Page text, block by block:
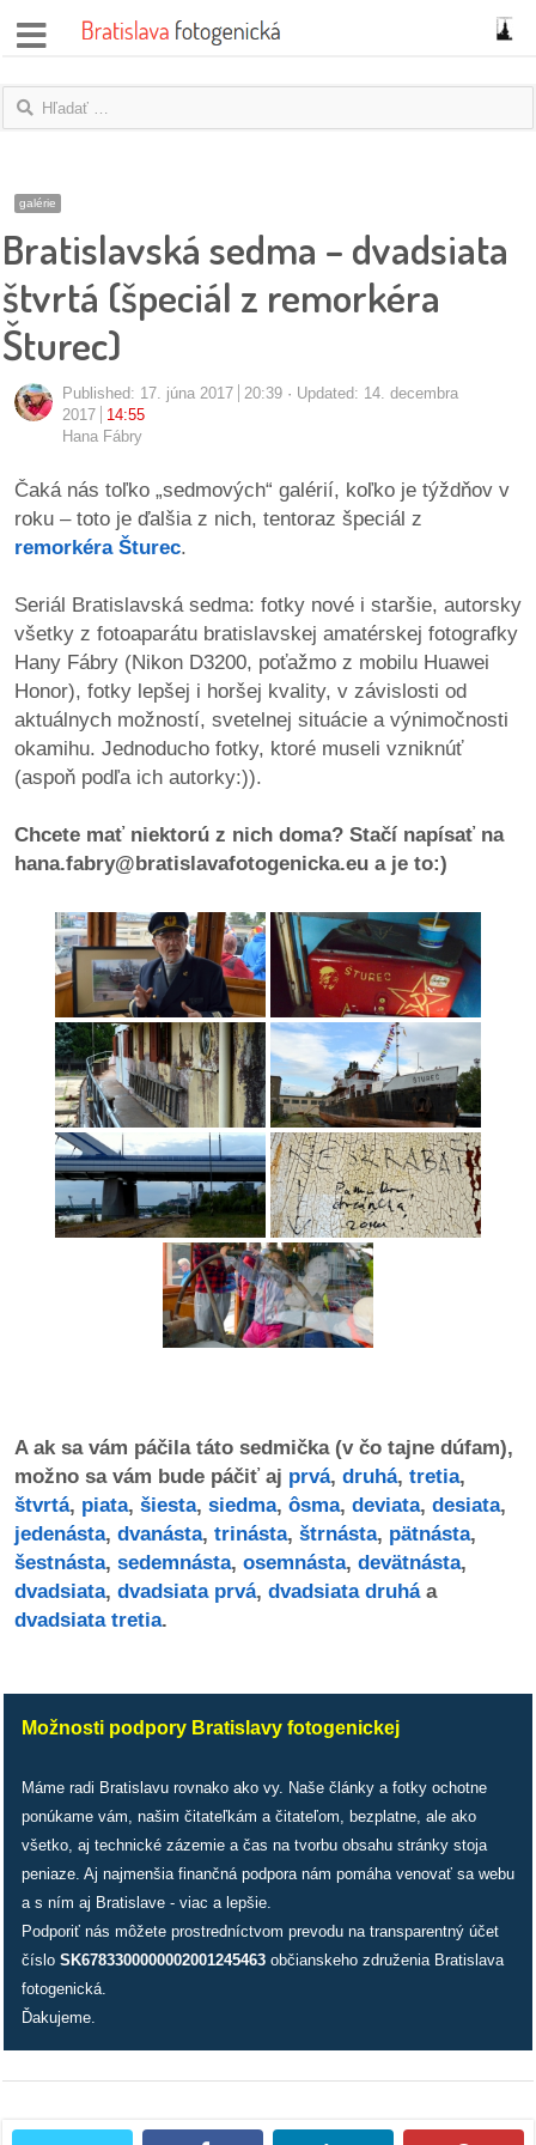
správy
názory
blogy
rozhovory
protesty
granty
pozvánky
Historický
kalendár
zákony
mestské
časti
kauzy
stavebné
konania
pripomienkové
konania
dobrá
práca
videá
vychádzky
/
knihy
/
nás
podpora
podporte
nás
podporili
nás
autorské
zázemie
nás
galérie
Bratislavská sedma – dvadsiata
štvrtá (špeciál z remorkéra
Šturec)
Published: 17. júna 2017 20:39
Updated: 14. decembra
2017
14:55
Hana Fábry
Čaká nás toľko „sedmových“ galérií, koľko je týždňov v
roku – toto je ďalšia z nich, tentoraz špeciál z
remorkéra Šturec.
Seriál Bratislavská sedma: fotky nové i staršie, autorsky
všetky z fotoaparátu bratislavskej amatérskej fotografky
Hany Fábry (Nikon D3200, poťažmo z mobilu Huawei
Honor), fotky lepšej i horšej kvality, v závislosti od
aktuálnych možností, svetelnej situácie a výnimočnosti
okamihu. Jednoducho fotky, ktoré museli vzniknúť
(aspoň podľa ich autorky:)).
Chcete mať niektorú z nich doma? Stačí napísať na
hana.fabry@bratislavafotogenicka.eu a je to:)
A ak sa vám páčila táto sedmička (v čo tajne dúfam),
možno sa vám bude páčiť aj prvá, druhá, tretia,
štvrtá, piata, šiesta, siedma, ôsma, deviata, desiata,
jedenásta, dvanásta, trinásta, štrnásta, pätnásta,
šestnásta, sedemnásta, osemnásta, devätnásta,
dvadsiata, dvadsiata prvá, dvadsiata druháa
dvadsiata tretia.
Možnosti podpory Bratislavy fotogenickej
Máme radi Bratislavu rovnako ako vy. Naše články a fotky ochotne
ponúkame vám, našim čitateľkám a čitateľom, bezplatne, ale ako
všetko, aj technické zázemie a čas na tvorbu obsahu stránky stoja
peniaze. Aj najmenšia finančná podpora nám pomáha venovať sa webu
a s ním aj Bratislave - viac a lepšie.
Podporiť nás môžete prostredníctvom prevodu na transparentný účet
číslo SK6783300000002001245463 občianskeho združenia Bratislava
fotogenická.
Ďakujeme.